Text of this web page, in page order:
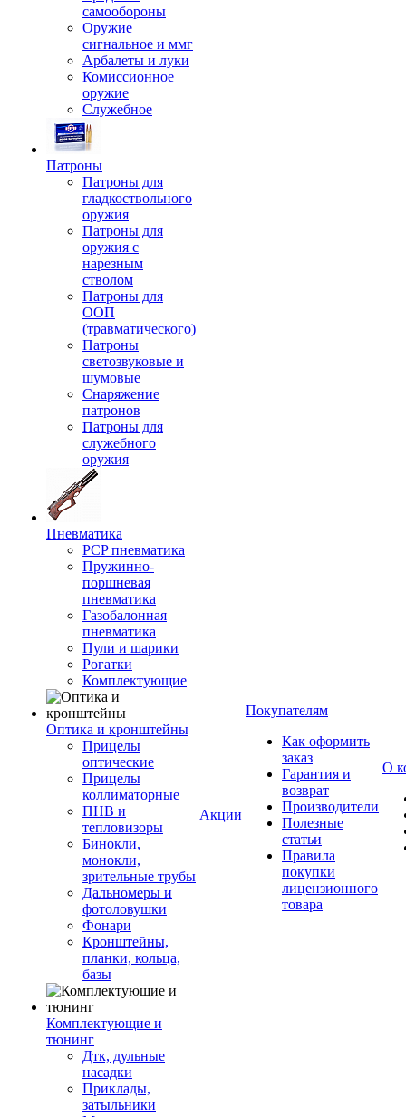
самообороны
Оружие
сигнальное и ммг
Арбалеты и луки
Комиссионное
оружие
Служебное
Патроны
Патроны для
гладкоствольного
оружия
Патроны для
оружия с
нарезным
стволом
Патроны для
ООП
(травматического)
Патроны
светозвуковые и
шумовые
Снаряжение
патронов
Патроны для
служебного
оружия
Пневматика
PCP пневматика
Пружинно-
поршневая
пневматика
Газобалонная
пневматика
Пули и шарики
Рогатки
Комплектующие
Оптика и кронштейны
Прицелы
оптические
Прицелы
коллиматорные
ПНВ и
тепловизоры
Бинокли,
монокли,
зрительные трубы
Дальномеры и
фотоловушки
Фонари
Кронштейны,
планки, кольца,
базы
Комплектующие и
тюнинг
Дтк, дульные
насадки
Приклады,
затыльники
Акции
Покупателям
Как оформить
заказ
Гарантия и
возврат
Производители
Полезные
статьи
Правила
покупки
лицензионного
товара
О